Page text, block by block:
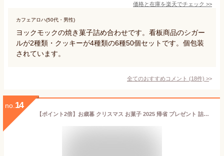
価格と在庫を楽天でチェック >>
カフェアロハ(50代・男性)
ヨックモックの焼き菓子詰め合わせです。看板商品のシガー
ルが2種類・クッキーが4種類の6種50個セットです。個包装
されています。
全てのおすすめコメント (18件) >
no. 14
【ポイント2倍】お歳暮 クリスマス お菓子 2025 帰省 プレゼント 詰め合わせ ギフト 可愛い スイーツ 洋菓子 お祝い お返し お礼 個包装【季節限定】CBNW-24 ミックスウィッチ 10個入 ※お届けは11/30まで